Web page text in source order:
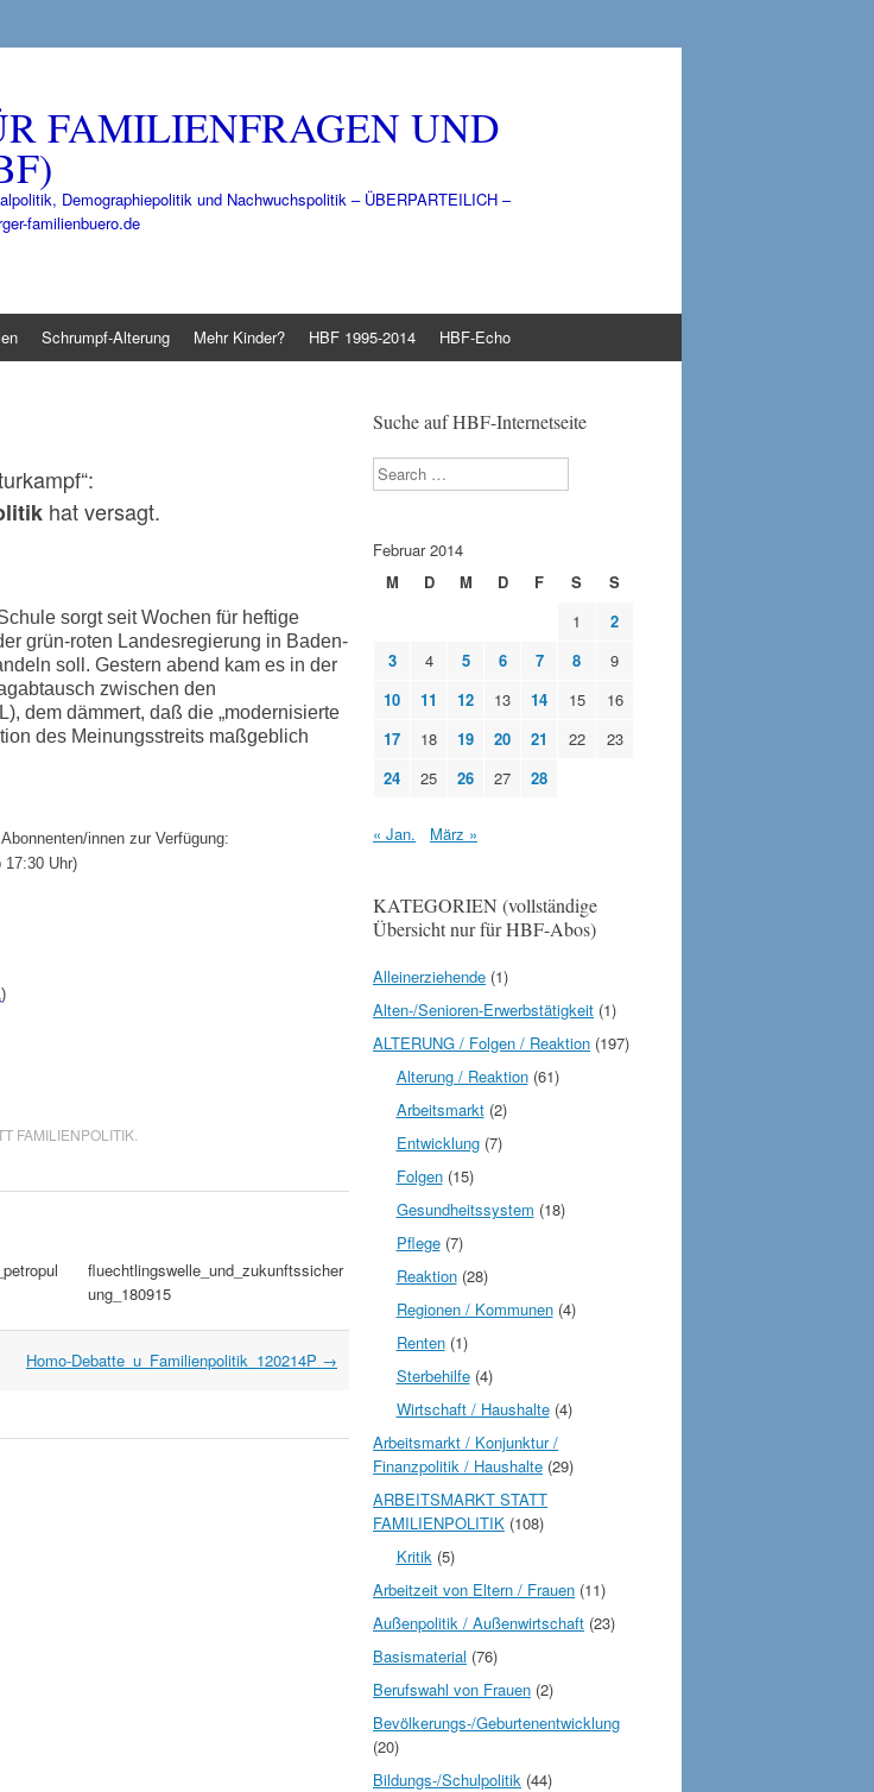
FAMILIENFRAGEN UND
Demographiepolitik und Nachwuchspolitik – ÜBERPARTEILICH –
familienbuero.de
Schrumpf-Alterung Mehr Kinder? HBF 1995-2014 HBF-Echo
hat versagt.
sorgt seit Wochen für heftige
grün-roten Landesregierung in Baden-
soll. Gestern abend kam es in der
zwischen den
dem dämmert, daß die „modernisierte
des Meinungsstreits maßgeblich
innen zur Verfügung:
17:30 Uhr)
)
FAMILIENPOLITIK
fluechtlingswelle_und_zukunftssicher
ung_180915
Homo-Debatte_u_Familienpolitik_120214P →
Suche auf HBF-Internetseite
Search
Februar 2014
M
D M D F S
S
1
2
3
4 5 6 7 8
9
10
11 12 13 14 15
16
17
18 19 20 21 22
23
24
25 26 27 28
« Jan. März »
KATEGORIEN (vollständige
Übersicht nur für HBF-Abos)
Alleinerziehende (1)
Alten-/Senioren-Erwerbstätigkeit (1)
ALTERUNG / Folgen / Reaktion (197)
Alterung / Reaktion(61)
Arbeitsmarkt(2)
Entwicklung(7)
Folgen(15)
Gesundheitssystem (18)
Pflege(7)
Reaktion(28)
Regionen / Kommunen(4)
Renten(1)
Sterbehilfe(4)
Wirtschaft / Haushalte(4)
Arbeitsmarkt / Konjunktur /
Finanzpolitik / Haushalte (29)
ARBEITSMARKT STATT
FAMILIENPOLITIK (108)
Kritik(5)
Arbeitzeit von Eltern / Frauen (11)
Außenpolitik / Außenwirtschaft (23)
Basismaterial (76)
Berufswahl von Frauen (2)
Bevölkerungs-/Geburtenentwicklung
(20)
Bildungs-/Schulpolitik (44)